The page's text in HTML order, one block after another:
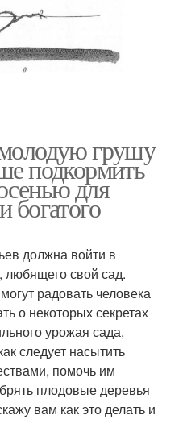
грушу
подкормить
для
должна войти в
любящего свой сад.
радовать человека
о некоторых секретах
урожая сада,
следует насытить
помочь им
плодовые деревья
вам как это делать и